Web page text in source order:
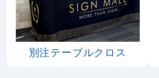
別注テーブルクロス